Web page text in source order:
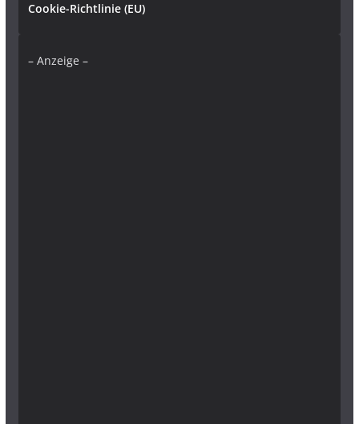
Cookie-Richtlinie (EU)
– Anzeige –